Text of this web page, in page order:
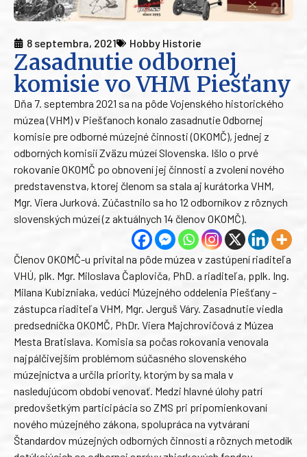
8 septembra, 2021 Hobby Historie
Zasadnutie odbornej
komisie vo VHM Piešťany
Dňa 7. septembra 2021 sa na pôde Vojenského historického
múzea (VHM) v Piešťanoch konalo zasadnutie Odbornej
komisie pre odborné múzejné činnosti (OKOMČ), jednej z
odborných komisií Zväzu múzeí Slovenska. Išlo o prvé
rokovanie OKOMČ po obnovení jej činnosti a zvolení nového
predstavenstva, ktorej členom sa stala aj kurátorka VHM,
Mgr. Viera Jurková. Zúčastnilo sa ho 12 odborníkov z rôznych
slovenských múzeí (z aktuálnych 14 členov OKOMČ).
Členov OKOMČ-u privítal na pôde múzea v zastúpení riaditeľa
VHÚ, plk. Mgr. Miloslava Čaploviča, PhD. a riaditeľa, pplk. Ing.
Milana Kubizniaka, vedúci Múzejného oddelenia Piešťany –
zástupca riaditeľa VHM, Mgr. Jerguš Váry. Zasadnutie viedla
predsedníčka OKOMČ, PhDr. Viera Majchrovičová z Múzea
Mesta Bratislava. Komisia sa počas rokovania venovala
najpálčivejším problémom súčasného slovenského
múzejníctva a určila priority, ktorým by sa mala v
nasledujúcom období venovať. Medzi hlavné úlohy patrí
predovšetkým participácia so ZMS pri pripomienkovaní
nového múzejného zákona, spolupráca na vytváraní
Štandardov múzejných odborných činností a rôznych metodík